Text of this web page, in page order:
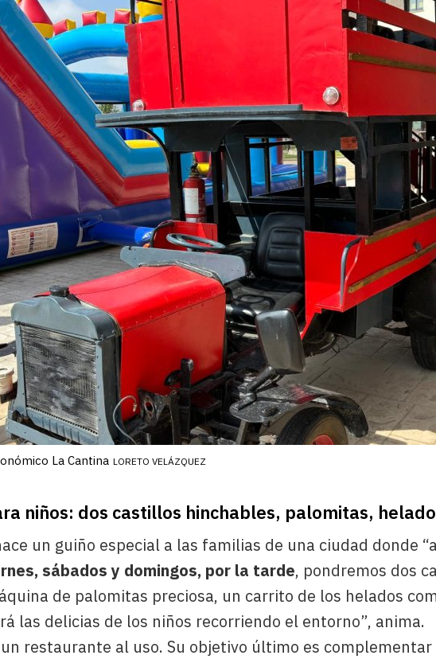
La Cantina LORETO VELÁZQUEZ
niños: dos castillos hinchables, palomitas,
un guiño especial a las familias de una ciudad donde
sábados y domingos, por la tarde, pondremos dos
de palomitas preciosa, un carrito de los helados
las delicias de los niños recorriendo el entorno”, anima.
un restaurante al uso. Su objetivo último es